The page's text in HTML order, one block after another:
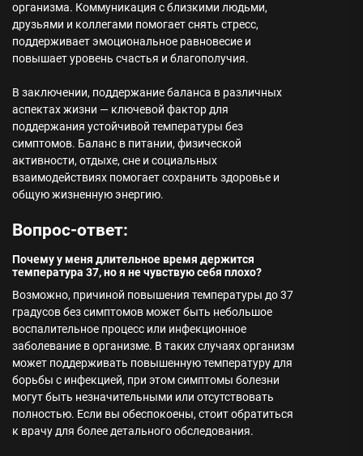
организма. Коммуникация с близкими людьми,
друзьями и коллегами помогает снять стресс,
поддерживает эмоциональное равновесие и
повышает уровень счастья и благополучия.
В заключении, поддержание баланса в различных
аспектах жизни — ключевой фактор для
поддержания устойчивой температуры без
симптомов. Баланс в питании, физической
активности, отдыхе, сне и социальных
взаимодействиях помогает сохранить здоровье и
общую жизненную энергию.
Вопрос-ответ:
Почему у меня длительное время держится
температура 37, но я не чувствую себя плохо?
Возможно, причиной повышения температуры до 37
градусов без симптомов может быть небольшое
воспалительное процесс или инфекционное
заболевание в организме. В таких случаях организм
может поддерживать повышенную температуру для
борьбы с инфекцией, при этом симптомы болезни
могут быть незначительными или отсутствовать
полностью. Если вы обеспокоены, стоит обратиться
к врачу для более детального обследования.